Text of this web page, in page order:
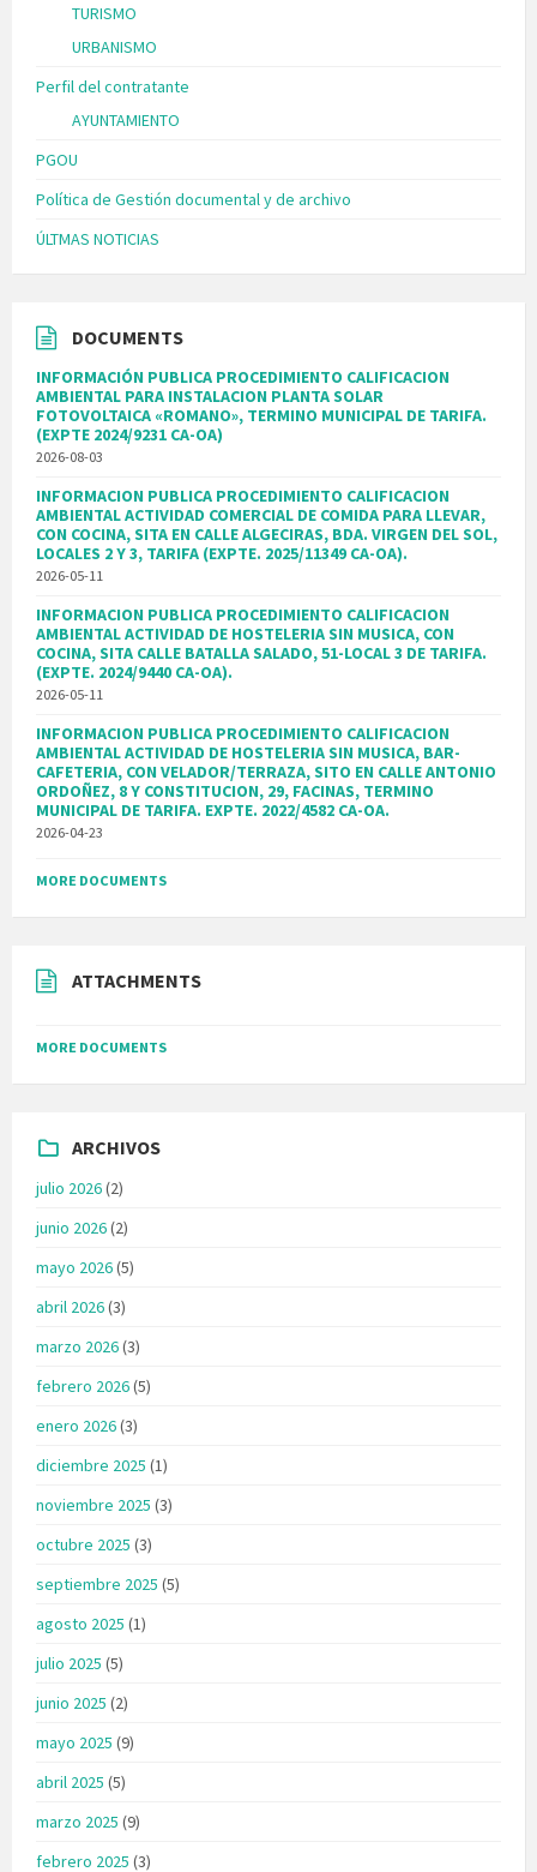
TURISMO
URBANISMO
Perfil del contratante
AYUNTAMIENTO
PGOU
Política de Gestión documental y de archivo
ÚLTMAS NOTICIAS
DOCUMENTS
INFORMACIÓN PUBLICA PROCEDIMIENTO CALIFICACION
AMBIENTAL PARA INSTALACION PLANTA SOLAR
FOTOVOLTAICA «ROMANO», TERMINO MUNICIPAL DE TARIFA.
(EXPTE 2024/9231 CA-OA)
2026-08-03
INFORMACION PUBLICA PROCEDIMIENTO CALIFICACION
AMBIENTAL ACTIVIDAD COMERCIAL DE COMIDA PARA LLEVAR,
CON COCINA, SITA EN CALLE ALGECIRAS, BDA. VIRGEN DEL SOL,
LOCALES 2 Y 3, TARIFA (EXPTE. 2025/11349 CA-OA).
2026-05-11
INFORMACION PUBLICA PROCEDIMIENTO CALIFICACION
AMBIENTAL ACTIVIDAD DE HOSTELERIA SIN MUSICA, CON
COCINA, SITA CALLE BATALLA SALADO, 51-LOCAL 3 DE TARIFA.
(EXPTE. 2024/9440 CA-OA).
2026-05-11
INFORMACION PUBLICA PROCEDIMIENTO CALIFICACION
AMBIENTAL ACTIVIDAD DE HOSTELERIA SIN MUSICA, BAR-
CAFETERIA, CON VELADOR/TERRAZA, SITO EN CALLE ANTONIO
ORDOÑEZ, 8 Y CONSTITUCION, 29, FACINAS, TERMINO
MUNICIPAL DE TARIFA. EXPTE. 2022/4582 CA-OA.
2026-04-23
MORE DOCUMENTS
ATTACHMENTS
MORE DOCUMENTS
ARCHIVOS
julio 2026(2)
junio 2026(2)
mayo 2026(5)
abril 2026(3)
marzo 2026(3)
febrero 2026(5)
enero 2026(3)
diciembre 2025 (1)
noviembre 2025 (3)
octubre 2025 (3)
septiembre 2025 (5)
agosto 2025 (1)
julio 2025 (5)
junio 2025 (2)
mayo 2025 (9)
abril 2025 (5)
marzo 2025 (9)
febrero 2025 (3)